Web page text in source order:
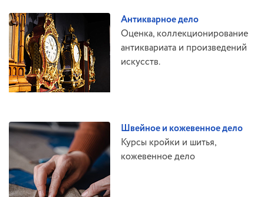
Антикварное дело
Оценка, коллекционирование
антиквариата и произведений
искусств.
Швейное и кожевенное дело
Курсы кройки и шитья,
кожевенное дело